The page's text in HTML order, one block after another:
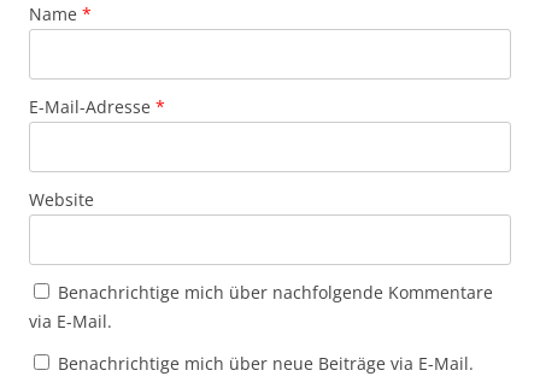
Name *
E-Mail-Adresse *
Website
Benachrichtige mich über nachfolgende Kommentare
via E-Mail.
Benachrichtige mich über neue Beiträge via E-Mail.